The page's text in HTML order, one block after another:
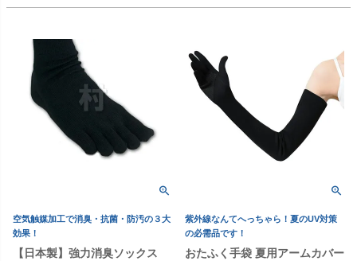
空気触媒加工で消臭・抗菌・防汚の３大
効果！
【日本製】強力消臭ソックス
紫外線なんてへっちゃら！夏のUV対策
の必需品です！
おたふく手袋 夏用アームカバー